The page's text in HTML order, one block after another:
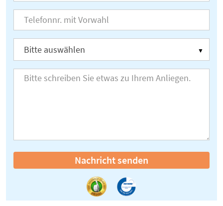
Nachricht senden